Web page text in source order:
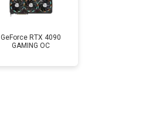
GeForce RTX 4090
GAMING OC